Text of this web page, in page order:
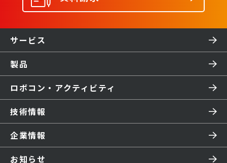
サービス
製品
ロボコン・アクティビティ
技術情報
企業情報
お知らせ